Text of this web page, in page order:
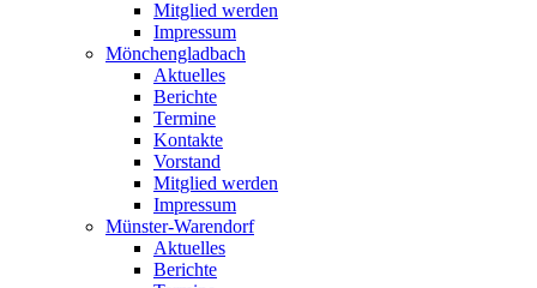
Mitglied werden
Impressum
Mönchengladbach
Aktuelles
Berichte
Termine
Kontakte
Vorstand
Mitglied werden
Impressum
Münster-Warendorf
Aktuelles
Berichte